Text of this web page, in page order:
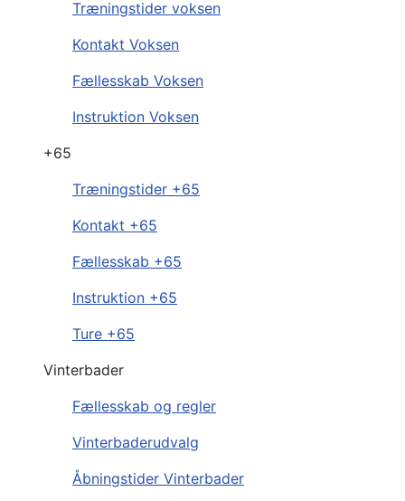
Træningstider voksen
Kontakt Voksen
Fællesskab Voksen
Instruktion Voksen
+65
Træningstider +65
Kontakt +65
Fællesskab +65
Instruktion +65
Ture +65
Vinterbader
Fællesskab og regler
Vinterbaderudvalg
Åbningstider Vinterbader